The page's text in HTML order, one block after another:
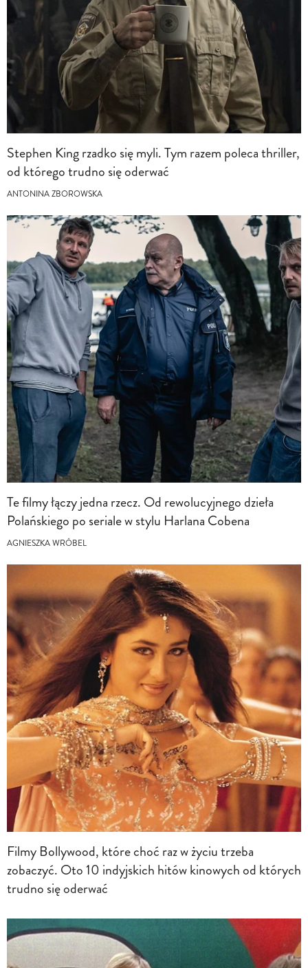
Stephen King rzadko się myli. Tym razem poleca thriller,
od którego trudno się oderwać
ANTONINA ZBOROWSKA
Te filmy łączy jedna rzecz. Od rewolucyjnego dzieła
Polańskiego po seriale w stylu Harlana Cobena
AGNIESZKA WRÓBEL
Filmy Bollywood, które choć raz w życiu trzeba
zobaczyć. Oto 10 indyjskich hitów kinowych od których
trudno się oderwać